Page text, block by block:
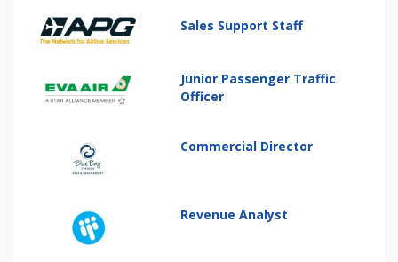
Sales Support Staff
Junior Passenger Traffic
Officer
Commercial Director
Revenue Analyst